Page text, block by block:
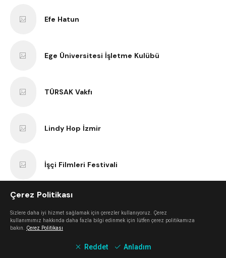
Efe Hatun
Ege Üniversitesi İşletme Kulübü
TÜRSAK Vakfı
Lindy Hop İzmir
İşçi Filmleri Festivali
Çerez Politikası
Sizlere daha iyi hizmet sağlamak için çerezler kullanıyoruz. Çerez
kullanımımız hakkında daha fazla bilgi edinmek için lütfen çerez politikamıza
bakın. Çerez Politikası
Reddet Anladım